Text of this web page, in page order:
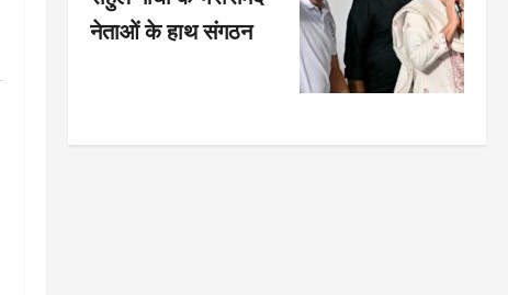
नेताओं के हाथ संगठन